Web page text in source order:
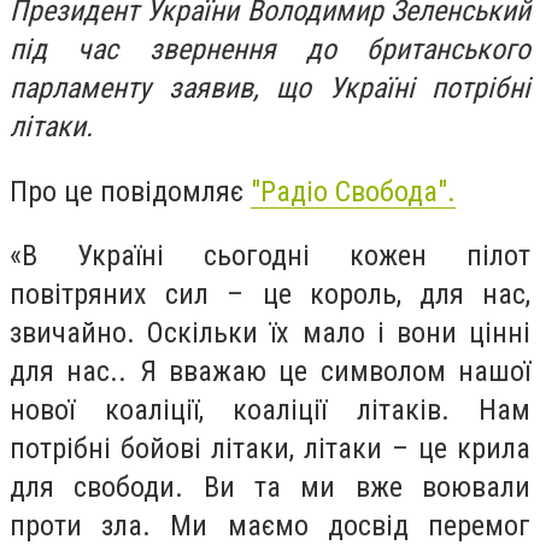
Президент України Володимир Зеленський
під час звернення до британського
парламенту заявив, що Україні потрібні
літаки.
Про це повідомляє "Радіо Свобода".
«В Україні сьогодні кожен пілот
повітряних сил – це король, для нас,
звичайно. Оскільки їх мало і вони цінні
для нас.. Я вважаю це символом нашої
нової коаліції, коаліції літаків. Нам
потрібні бойові літаки, літаки – це крила
для свободи. Ви та ми вже воювали
проти зла. Ми маємо досвід перемог